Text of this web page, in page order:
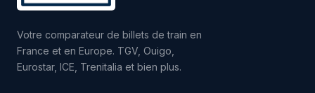
Votre comparateur de billets de train en
France et en Europe. TGV, Ouigo,
Eurostar, ICE, Trenitalia et bien plus.